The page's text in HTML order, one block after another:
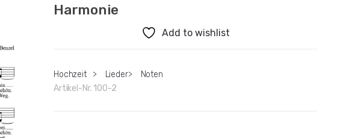
Harmonie
Add to wishlist
Hochzeit > Lieder>
Noten
Artikel-Nr. 100-2